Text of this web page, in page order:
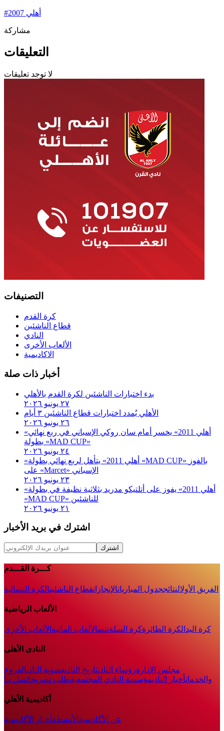
# أهلي 2007
مشاركة
التعليقات
لا توجد تعليقات
التصنيفات
كرة القدم
قطاع الناشئين
النادي
الألعاب الأخرى
الاكاديمية
أخبار ذات صلة
بدء اختبارات الناشئين لكرة القدم بالأهلي
٢٧ يونيو ٢٠٢٦
الأهلي يُمدد اختبارات قطاع الناشئين ٣ أيام
٢٦ يونيو ٢٠٢٦
«أهلي 2011» يخسر أمام سان روكي الإسباني في ربع نهائي
بطولة «MAD CUP»
٢٤ يونيو ٢٠٢٦
«أهلي 2011» يتأهل لربع نهائي بطولة «MAD CUP» بالفوز
على «Marcet» الإسباني
٢٣ يونيو ٢٠٢٦
«أهلي 2011» يفوز على أتلتيكو مدريد بثلاثية نظيفة في بطولة
«MAD CUP» للناشئين
٢١ يونيو ٢٠٢٦
اشترك في بريد الأخبار
اشترك
كـــرة القـــدم
الفريق الأولالنتائججدول المبارياتالإنجازاتقطاع الناشئينالكرة النسائية
الألعاب الرياضية
كرة اليد الكرة الطائرةكرة السلةتنسالألعاب المائية الألعاب الأخرى
النادى الأهلى
مجلس الإدارةرؤساء النادىتاريخ النادىعضوية النادىالفروع
والخدماتأخبار الناديمؤسسة النادي المجتمعيةطلب تصريحاتصل بنا
أكاديمية الأهلي
عن الأكاديمية الأنشطة أخبار الأكاديمية